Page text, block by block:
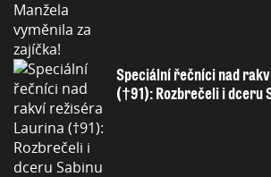
Speciální řečníci nad
(†91): Rozbrečeli i dceru